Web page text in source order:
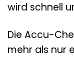
wird schnell
Die Accu-
mehr als nur